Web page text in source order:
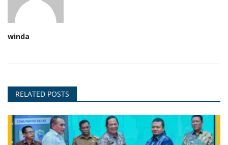
winda
RELATED POSTS